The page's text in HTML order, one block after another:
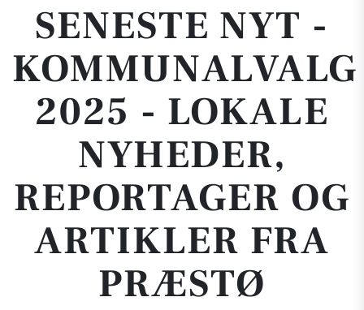
SENESTE NYT -
KOMMUNALVALG
2025 - LOKALE
NYHEDER,
REPORTAGER OG
ARTIKLER FRA
PRÆSTØ